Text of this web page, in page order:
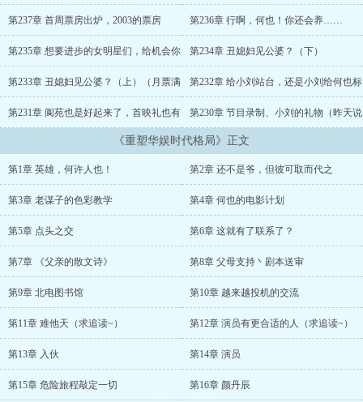
第237章 首周票房出炉，2003的票房 第236章 行啊，何也！你还会养……
第235章 想要进步的女明星们，给机会你 第234章 丑媳妇见公婆？（下）
第233章 丑媳妇见公婆？（上）（月票满 第232章 给小刘站台，还是小刘给何也标
第231章 阆苑也是好起来了，首映礼也有 第230章 节目录制、小刘的礼物（昨天说
《重塑华娱时代格局》正文
第1章 英雄，何许人也！ 第2章 还不是爷，但彼可取而代之
第3章 老谋子的色彩教学 第4章 何也的电影计划
第5章 点头之交 第6章 这就有了联系了？
第7章 《父亲的散文诗》 第8章 父母支持丶剧本送审
第9章 北电图书馆 第10章 越来越投机的交流
第11章 难他天（求追读~） 第12章 演员有更合适的人（求追读~）
第13章 入伙 第14章 演员
第15章 危险旅程敲定一切 第16章 颜丹辰